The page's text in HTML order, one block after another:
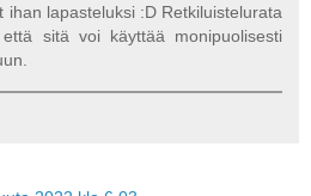
ihan lapasteluksi :D Retkiluistelurata
sitä voi käyttää monipuolisesti